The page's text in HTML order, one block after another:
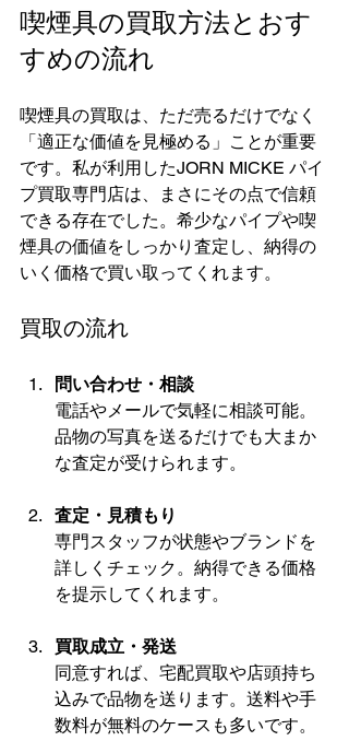
喫煙具の買取方法とおす
すめの流れ
喫煙具の買取は、ただ売るだけでなく
「適正な価値を見極める」ことが重要
です。私が利用したJORN MICKE パイ
プ買取専門店は、まさにその点で信頼
できる存在でした。希少なパイプや喫
煙具の価値をしっかり査定し、納得の
いく価格で買い取ってくれます。
買取の流れ
問い合わせ・相談
電話やメールで気軽に相談可能。
品物の写真を送るだけでも大まか
な査定が受けられます。
査定・見積もり
専門スタッフが状態やブランドを
詳しくチェック。納得できる価格
を提示してくれます。
買取成立・発送
同意すれば、宅配買取や店頭持ち
込みで品物を送ります。送料や手
数料が無料のケースも多いです。